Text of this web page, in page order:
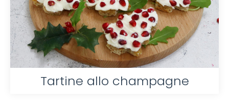
Tartine allo champagne